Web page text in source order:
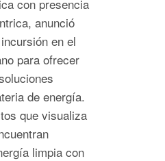
con presencia
anunció
en el
para ofrecer
de energía.
que visualiza
limpia con